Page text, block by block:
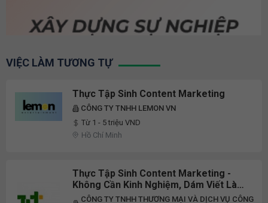
VIỆC LÀM TƯƠNG TỰ
Thực Tập Sinh Content Marketing
CÔNG TY TNHH LEMON VN
Từ 1 - 5 triệu VND
Hồ Chí Minh
Thực Tập Sinh Content Marketing -
Không Cần Kinh Nghiệm, Dám Viết Là
Dám Thử!
CÔNG TY TNHH THƯƠNG MẠI VÀ DỊCH VỤ CÔNG